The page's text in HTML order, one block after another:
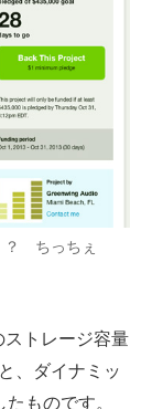
？ ちっちぇ
トレージ容量
、ダイナミッ
ものです。